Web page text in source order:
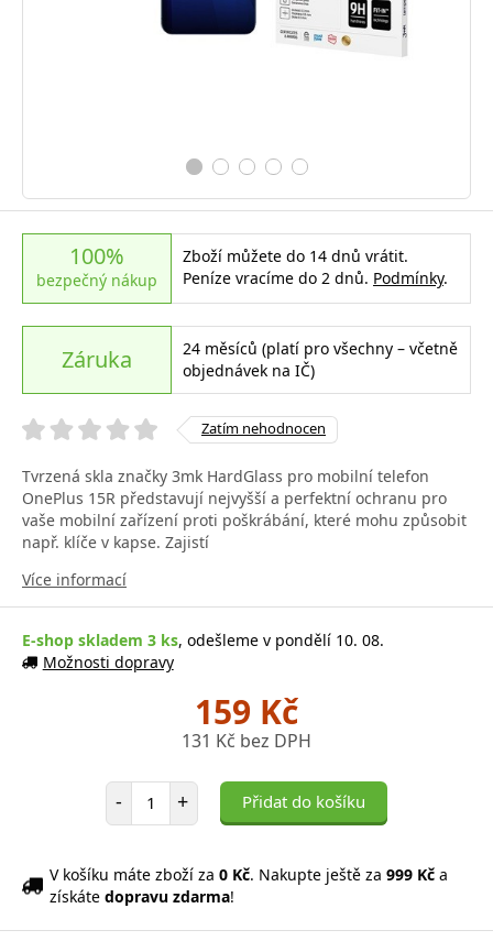
100%
bezpečný nákup
Zboží můžete do 14 dnů vrátit.
Peníze vracíme do 2 dnů. Podmínky.
Záruka
24 měsíců (platí pro všechny – včetně
objednávek na IČ)
Zatím nehodnocen
Tvrzená skla značky 3mk HardGlass pro mobilní telefon
OnePlus 15R představují nejvyšší a perfektní ochranu pro
vaše mobilní zařízení proti poškrábání, které mohu způsobit
např. klíče v kapse. Zajistí
Více informací
E-shop skladem 3 ks, odešleme v pondělí 10. 08.
Možnosti dopravy
159 Kč
131 Kč bez DPH
- Počet položek
+ Přidat do košíku
V košíku máte zboží za 0 Kč. Nakupte ještě za 999 Kč a
získáte dopravu zdarma!